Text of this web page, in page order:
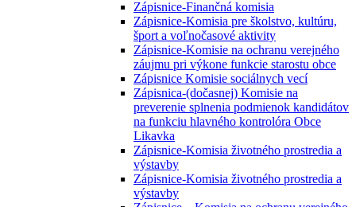
Zápisnice-Finančná komisia
Zápisnice-Komisia pre školstvo, kultúru,
šport a voľnočasové aktivity
Zápisnice-Komisie na ochranu verejného
záujmu pri výkone funkcie starostu obce
Zápisnice Komisie sociálnych vecí
Zápisnica-(dočasnej) Komisie na
preverenie splnenia podmienok kandidátov
na funkciu hlavného kontrolóra Obce
Likavka
Zápisnice-Komisia životného prostredia a
výstavby
Zápisnice-Komisia životného prostredia a
výstavby